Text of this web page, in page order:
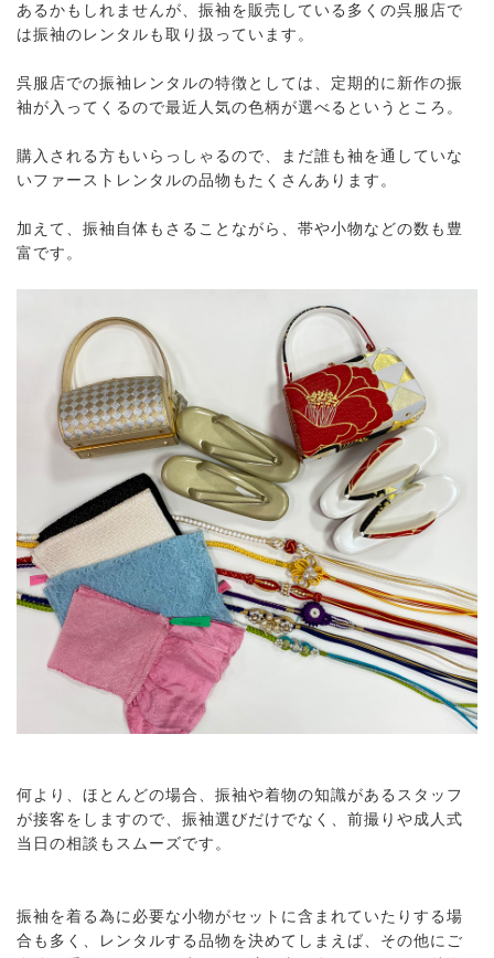
あるかもしれませんが、振袖を販売している多くの呉服店で
は振袖のレンタルも取り扱っています。
呉服店での振袖レンタルの特徴としては、定期的に新作の振
袖が入ってくるので最近人気の色柄が選べるというところ。
購入される方もいらっしゃるので、まだ誰も袖を通していな
いファーストレンタルの品物もたくさんあります。
加えて、振袖自体もさることながら、帯や小物などの数も豊
富です。
何より、ほとんどの場合、振袖や着物の知識があるスタッフ
が接客をしますので、振袖選びだけでなく、前撮りや成人式
当日の相談もスムーズです。
振袖を着る為に必要な小物がセットに含まれていたりする場
合も多く、レンタルする品物を決めてしまえば、その他にご